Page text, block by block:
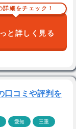
詳細をチェック！
と詳しく見る
口コミや評判を
愛知 三重